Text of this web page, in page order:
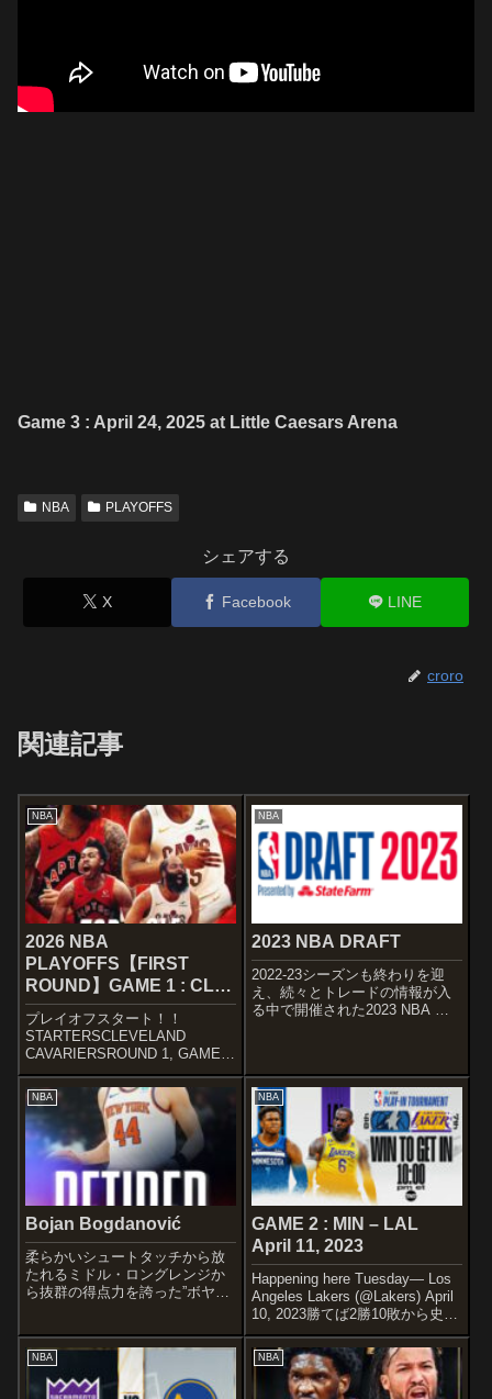
Game 3 : April 24, 2025 at Little Caesars Arena
NBA PLAYOFFS
シェアする
X Facebook LINE
croro
関連記事
NBA
2026 NBA
PLAYOFFS【FIRST
ROUND】GAME 1 : CLE
– TRO Apr 18, 2026
プレイオフスタート！！
STARTERSCLEVELAND
CAVARIERSROUND 1, GAME 1
STARTERS. #LetEmKnow
pic.twitter.com/Pnb1zXeGZJ—
Cleveland Cavalie...
NBA
2023 NBA DRAFT
2022-23シーズンも終わりを迎
え、続々とトレードの情報が入
る中で開催された2023 NBA ド
#NBADraft presented by...
NBA
Bojan Bogdanović
柔らかいシュートタッチから放
たれるミドル・ロングレンジか
ら抜群の得点力を誇った”ボヤ
DETAILWikipedia Instagram
NBA.com Basketball-
Referenc...
NBA
GAME 2 : MIN – LAL
April 11, 2023
Happening here Tuesday— Los
Angeles Lakers (@Lakers) April
10, 2023勝てば2勝10敗から史上
初のプレイオフ出場を決める7位
ロサンゼルス・レイカーズ(43勝
39敗)と、チーム内...
NBA NBA